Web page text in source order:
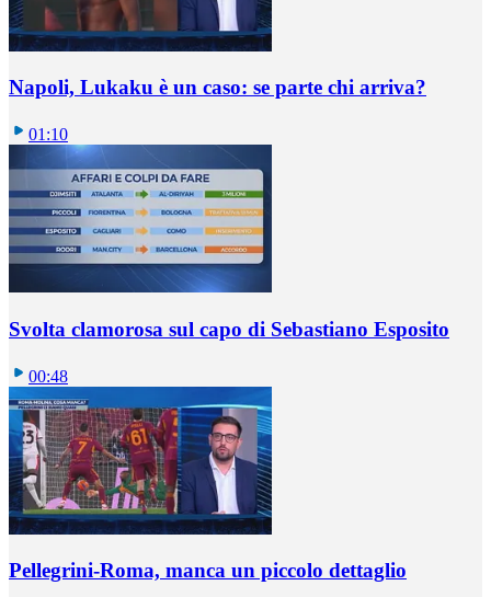
Napoli, Lukaku è un caso: se parte chi arriva?
01:10
Svolta clamorosa sul capo di Sebastiano Esposito
00:48
Pellegrini-Roma, manca un piccolo dettaglio